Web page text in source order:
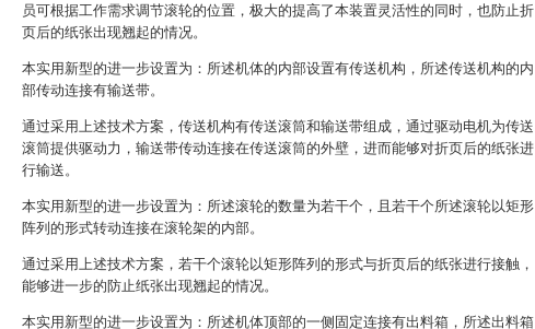
员可根据工作需求调节滚轮的位置，极大的提高了本装置灵活性的同时，也防止折
页后的纸张出现翘起的情况。
本实用新型的进一步设置为：所述机体的内部设置有传送机构，所述传送机构的内
部传动连接有输送带。
通过采用上述技术方案，传送机构有传送滚筒和输送带组成，通过驱动电机为传送
滚筒提供驱动力，输送带传动连接在传送滚筒的外壁，进而能够对折页后的纸张进
行输送。
本实用新型的进一步设置为：所述滚轮的数量为若干个，且若干个所述滚轮以矩形
阵列的形式转动连接在滚轮架的内部。
通过采用上述技术方案，若干个滚轮以矩形阵列的形式与折页后的纸张进行接触，
能够进一步的防止纸张出现翘起的情况。
本实用新型的进一步设置为：所述机体顶部的一侧固定连接有出料箱，所述出料箱